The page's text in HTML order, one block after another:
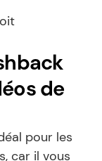
de
pour les
car il vous